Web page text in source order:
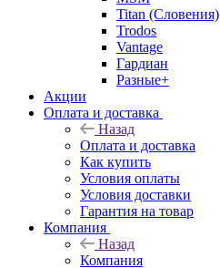
Titan (Словения)
Trodos
Vantage
Гардиан
Разные+
Акции
Оплата и доставка
Назад
Оплата и доставка
Как купить
Условия оплаты
Условия доставки
Гарантия на товар
Компания
Назад
Компания